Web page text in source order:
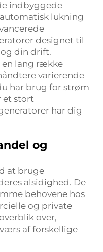
indbyggede
lukning
designet til
din drift.
en lang række
varierende
har brug for strøm
et stort
har dig
og
at bruge
alsidighed. De
behovene hos
og private
over,
af forskellige